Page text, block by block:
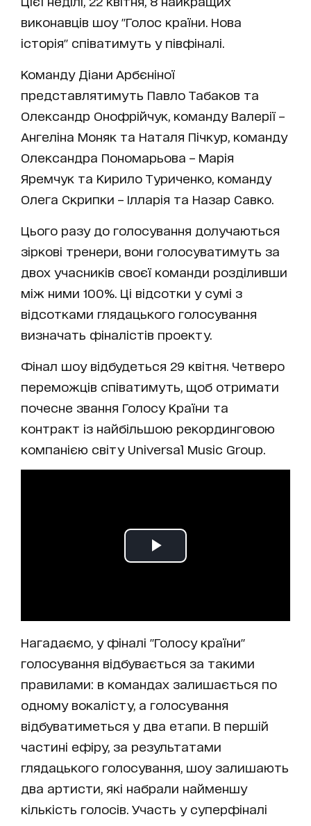
виконавців шоу "Голос країни. Нова
історія" співатимуть у півфіналі.
Команду Діани Арбєніної
представлятимуть Павло Табаков та
Олександр Онофрійчук, команду Валерії –
Ангеліна Моняк та Наталя Пічкур, команду
Олександра Пономарьова – Марія
Яремчук та Кирило Туриченко, команду
Олега Скрипки – Ілларія та Назар Савко.
Цього разу до голосування долучаються
зіркові тренери, вони голосуватимуть за
двох учасників своєї команди розділивши
між ними 100%. Ці відсотки у сумі з
відсотками глядацького голосування
визначать фіналістів проекту.
Фінал шоу відбудеться 29 квітня. Четверо
переможців співатимуть, щоб отримати
почесне звання Голосу Країни та
контракт із найбільшою рекординговою
компанією світу Universal Music Group.
Нагадаємо, у фіналі "Голосу країни"
голосування відбувається за такими
правилами: в командах залишається по
одному вокалісту, а голосування
відбуватиметься у два етапи. В першій
частині ефіру, за результатами
глядацького голосування, шоу залишають
два артисти, які набрали найменшу
кількість голосів. Участь у суперфіналі